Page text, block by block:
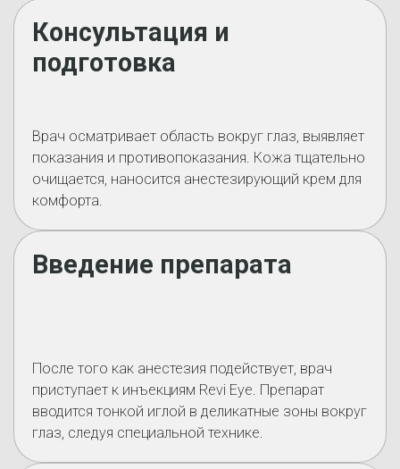
Консультация и
подготовка
Врач осматривает область вокруг глаз, выявляет
показания и противопоказания. Кожа тщательно
очищается, наносится анестезирующий крем для
комфорта.
Введение препарата
После того как анестезия подействует, врач
приступает к инъекциям Revi Eye. Препарат
вводится тонкой иглой в деликатные зоны вокруг
глаз, следуя специальной технике.